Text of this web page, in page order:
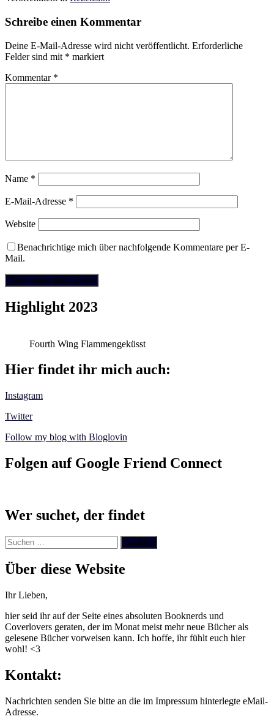
Schreibe einen Kommentar
Deine E-Mail-Adresse wird nicht veröffentlicht. Erforderliche
Felder sind mit * markiert
Kommentar *
Name *
E-Mail-Adresse *
Website
Benachrichtige mich über nachfolgende Kommentare per E-
Mail.
Highlight 2023
Fourth Wing Flammengeküsst
Hier findet ihr mich auch:
Instagram
Twitter
Follow my blog with Bloglovin
Folgen auf Google Friend Connect
Wer suchet, der findet
Suchen
nach:
Über diese Website
Ihr Lieben,
hier seid ihr auf der Seite eines absoluten Booknerds und
Coverlovers geraten, der im Monat meist mehr neue Bücher als
gelesene Bücher vorweisen kann. Ich hoffe, ihr fühlt euch hier
wohl! <3
Kontakt:
Nachrichten senden Sie bitte an die im Impressum hinterlegte eMail-
Adresse.